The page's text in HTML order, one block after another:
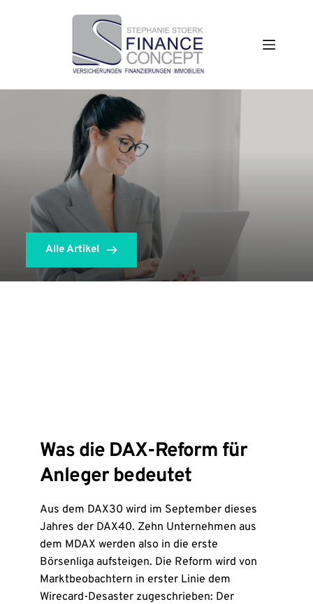
Alle Artikel
Was die DAX-Reform für
Anleger bedeutet
Aus dem DAX30 wird im September dieses
Jahres der DAX40. Zehn Unternehmen aus
dem MDAX werden also in die erste
Börsenliga aufsteigen. Die Reform wird von
Marktbeobachtern in erster Linie dem
Wirecard-Desaster zugeschrieben: Der